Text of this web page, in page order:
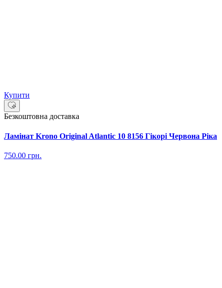
Купити
Безкоштовна доставка
Ламінат Krono Original Atlantic 10 8156 Гікорі Червона Ріка
750.00 грн.